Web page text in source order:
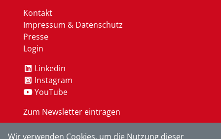
Kontakt
Impressum & Datenschutz
Presse
Login
Linkedin
Instagram
YouTube
Zum Newsletter eintragen
Wir verwenden Cookies, um die Nutzung dieser